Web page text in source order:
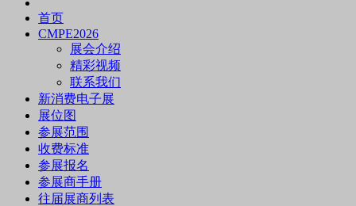
首页
CMPE2026
展会介绍
精彩视频
联系我们
新消费电子展
展位图
参展范围
收费标准
参展报名
参展商手册
往届展商列表